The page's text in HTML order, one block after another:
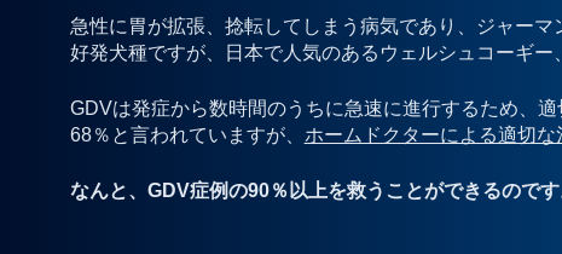
急性に胃が拡張、捻転してしまう病気であり、ジャー
好発犬種ですが、日本で人気のあるウェルシュコーギ
GDVは発症から数時間のうちに急速に進行するため、
68％と言われていますが、 ホームドクターによる適切
なんと、GDV症例の90％以上を救うことができるのです